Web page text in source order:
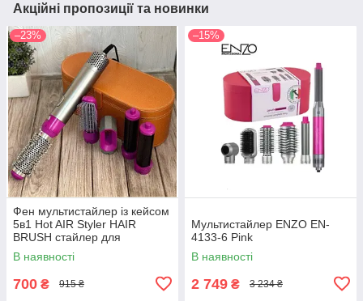
Акційні пропозиції та новинки
–23%
Фен мультистайлер із кейсом
5в1 Hot AIR Styler HAIR
BRUSH стайлер для
укладання волосся
В наявності
700 ₴ 915 ₴
–15%
Мультистайлер ENZO EN-
4133-6 Pink
В наявності
2 749 ₴ 3 234 ₴